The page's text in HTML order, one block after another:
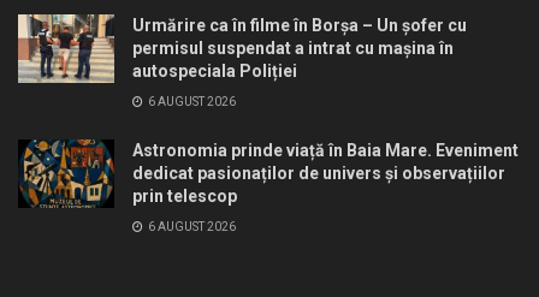
Urmărire ca în filme în Borșa – Un șofer cu
permisul suspendat a intrat cu mașina în
autospeciala Poliției
6 AUGUST 2026
Astronomia prinde viață în Baia Mare. Eveniment
dedicat pasionaților de univers și observațiilor
prin telescop
6 AUGUST 2026